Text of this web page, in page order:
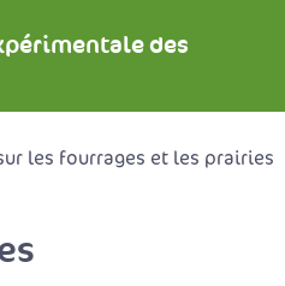
des
les fourrages et les prairies